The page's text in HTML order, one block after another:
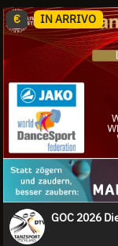
€ IN ARRIVO
GOC 2026